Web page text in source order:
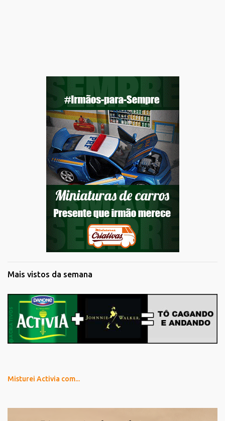
Mais vistos da semana
Misturei Activia com...